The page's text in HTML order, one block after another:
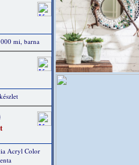
mi, barna
Acryl Color